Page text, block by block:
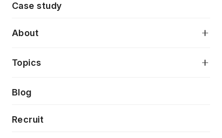
AI駆動開発支援
モダナイゼーション
特徴量エンジニアリングと生成AI
デジタルプロダクトデザイン
デザインシステム構築支援
フロントエンド開発
Case study
About
当社が目指しているもの
Topics
Press release
News
Blog
Recruit